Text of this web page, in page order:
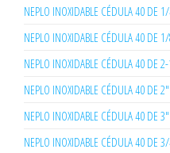
NEPLO INOXIDABLE CÉDULA 40 DE
NEPLO INOXIDABLE CÉDULA 40 DE
NEPLO INOXIDABLE CÉDULA 40 DE
NEPLO INOXIDABLE CÉDULA 40 DE
NEPLO INOXIDABLE CÉDULA 40 DE
NEPLO INOXIDABLE CÉDULA 40 DE